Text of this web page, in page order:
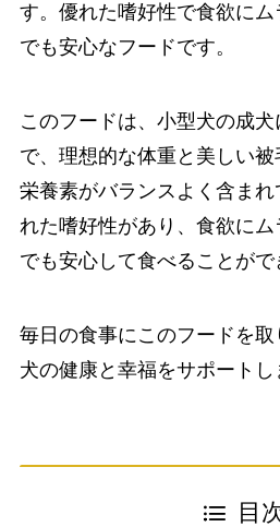
す。優れた嗜好性で食欲に
でも安心なフードです。
このフードは、小型犬の成
で、理想的な体重と美しい
栄養素がバランスよく含ま
れた嗜好性があり、食欲に
でも安心して食べることがで
毎日の食事にこのフードを
犬の健康と幸福をサポートし
目